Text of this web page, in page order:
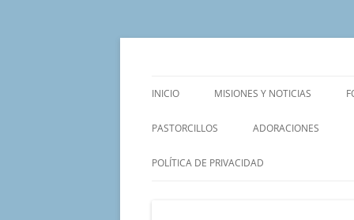
Saltar
INICIO MISIONES Y NOTICIAS
PASTORCILLOS ADORACIONES
POLÍTICA DE PRIVACIDAD